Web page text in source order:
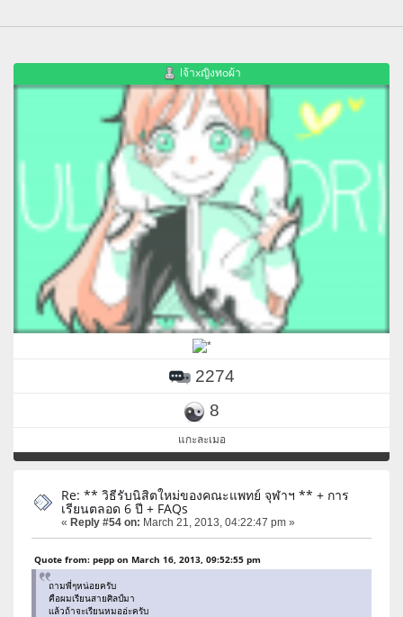
lจ้าxญิงทoผ้า
2274
8
แกะละเมอ
Re: ** วิธีรับนิสิตใหม่ของคณะแพทย์ จุฬาฯ ** + การ
เรียนตลอด 6 ปี + FAQs
« Reply #54 on: March 21, 2013, 04:22:47 pm »
Quote from: pepp on March 16, 2013, 09:52:55 pm
ถามพี่ๆหน่อยครับ
คือผมเรียนสายศิลป์มา
เเล้วถ้าจะเรียนหมออ่ะครับ